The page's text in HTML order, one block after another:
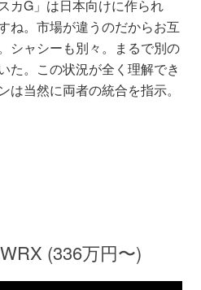
カG」は日本向けに作られ
ね。市場が違うのだからお互
シャシーも別々。まるで別の
た。この状況が全く理解でき
当然に両者の統合を指示。
(336万円〜)